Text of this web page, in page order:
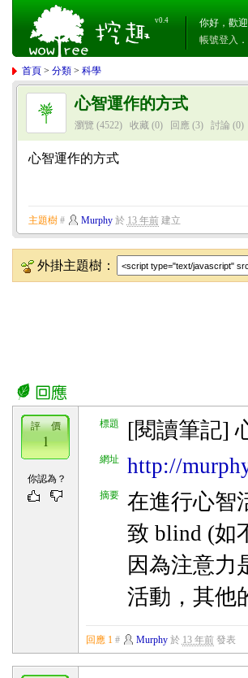
v0.4
你好，歡迎
帳號登入 ．
首頁 >分類 >科學
心智運作的方式
瀏覽 (4522) 收藏 (0) 回應 (3) 討論 (0)
心智運作的方式
主題樹 # Murphy於 13 年前建立
外掛主題樹：
標題 [閱讀筆記]
網址 http://
摘要
在進行心智
致 blind (如
因為注意力
活動，其他
評 價
1
你認為？
回應 1 # Murphy於 13 年前發表